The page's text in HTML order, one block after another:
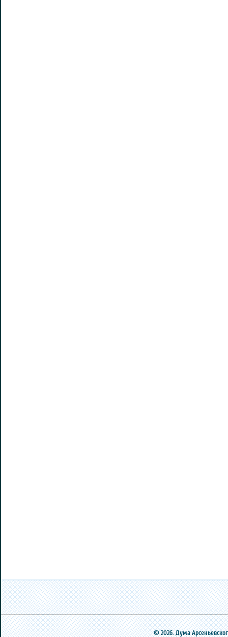
© 2026. Дума